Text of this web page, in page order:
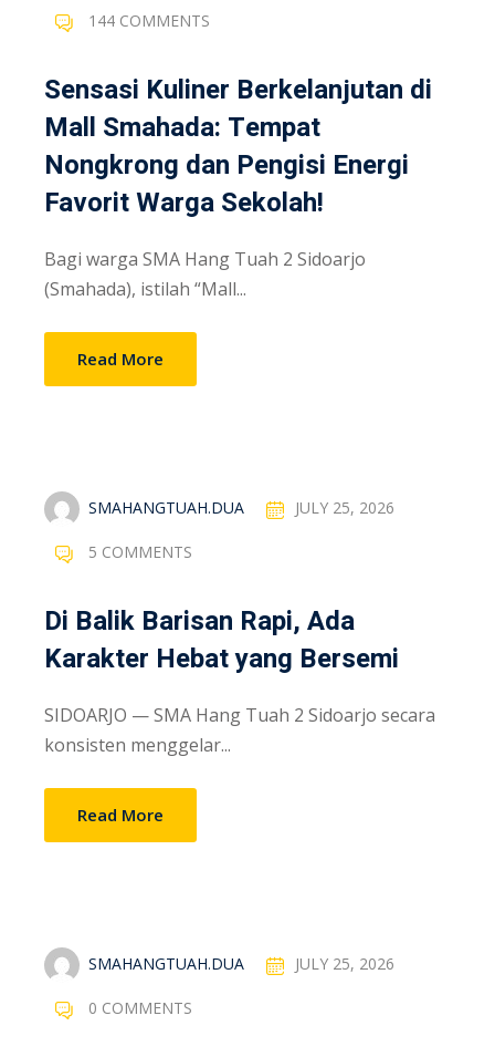
144 COMMENTS
Sensasi Kuliner Berkelanjutan di
Mall Smahada: Tempat
Nongkrong dan Pengisi Energi
Favorit Warga Sekolah!
Bagi warga SMA Hang Tuah 2 Sidoarjo
(Smahada), istilah “Mall...
Read More
SMAHANGTUAH.DUA JULY 25, 2026
5 COMMENTS
Di Balik Barisan Rapi, Ada
Karakter Hebat yang Bersemi
SIDOARJO — SMA Hang Tuah 2 Sidoarjo secara
konsisten menggelar...
Read More
SMAHANGTUAH.DUA JULY 25, 2026
0 COMMENTS